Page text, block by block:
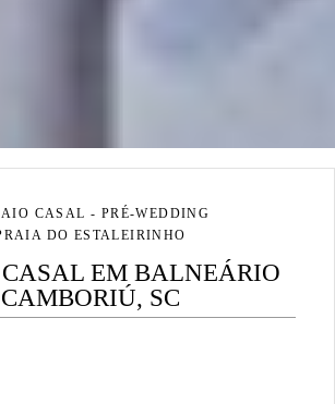
CASAL - PRÉ-WEDDING
DO ESTALEIRINHO
EM BALNEÁRIO
CAMBORIÚ, SC